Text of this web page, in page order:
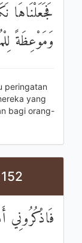
فَجَعَلْنَاهَا
وَمَوْعِظَةً
peringatan
yang
bagi orang-